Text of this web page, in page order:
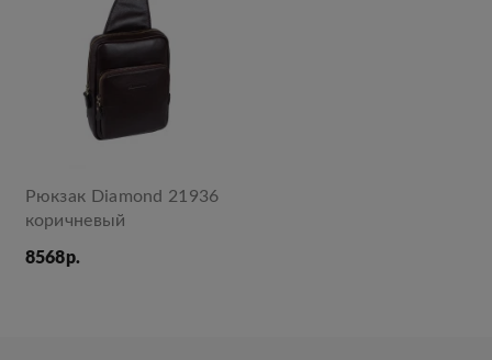
Рюкзак Diamond 21936
коричневый
8568р.